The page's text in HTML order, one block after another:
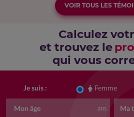
VOIR TOUS LES
Calculez
et trouvez le
qui vous
Je suis : Femme
Mon âge ans Ma